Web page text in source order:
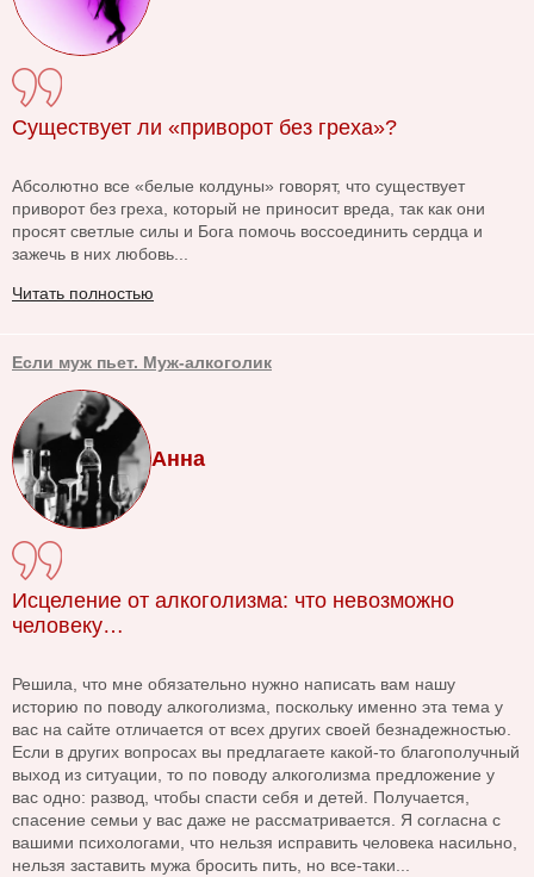
Существует ли «приворот без греха»?
Абсолютно все «белые колдуны» говорят, что существует
приворот без греха, который не приносит вреда, так как они
просят светлые силы и Бога помочь воссоединить сердца и
зажечь в них любовь...
Читать полностью
Если муж пьет. Муж-алкоголик
Анна
Исцеление от алкоголизма: что невозможно
человеку…
Решила, что мне обязательно нужно написать вам нашу
историю по поводу алкоголизма, поскольку именно эта тема у
вас на сайте отличается от всех других своей безнадежностью.
Если в других вопросах вы предлагаете какой-то благополучный
выход из ситуации, то по поводу алкоголизма предложение у
вас одно: развод, чтобы спасти себя и детей. Получается,
спасение семьи у вас даже не рассматривается. Я согласна с
вашими психологами, что нельзя исправить человека насильно,
нельзя заставить мужа бросить пить, но все-таки...